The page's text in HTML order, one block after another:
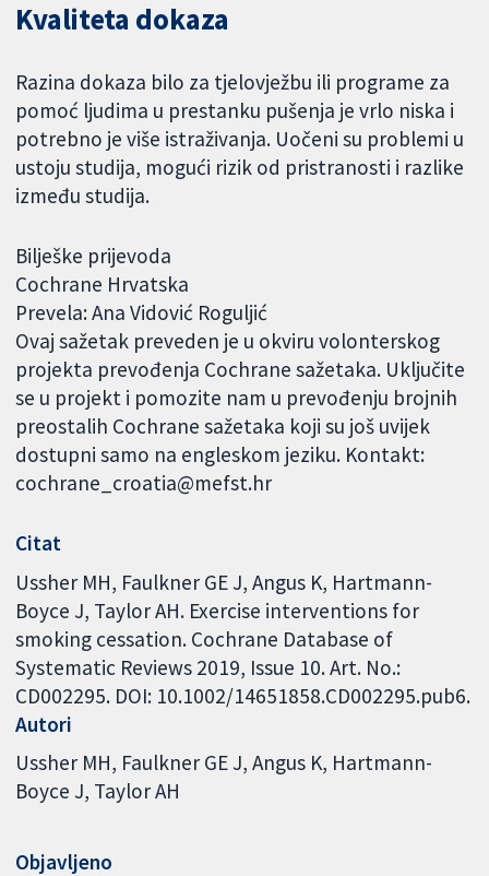
Kvaliteta dokaza
Razina dokaza bilo za tjelovježbu ili programe za
pomoć ljudima u prestanku pušenja je vrlo niska i
potrebno je više istraživanja. Uočeni su problemi u
ustoju studija, mogući rizik od pristranosti i razlike
između studija.
Bilješke prijevoda
Cochrane Hrvatska
Prevela: Ana Vidović Roguljić
Ovaj sažetak preveden je u okviru volonterskog
projekta prevođenja Cochrane sažetaka. Uključite
se u projekt i pomozite nam u prevođenju brojnih
preostalih Cochrane sažetaka koji su još uvijek
dostupni samo na engleskom jeziku. Kontakt:
cochrane_croatia@mefst.hr
Citat
Ussher MH, Faulkner GE J, Angus K, Hartmann-
Boyce J, Taylor AH. Exercise interventions for
smoking cessation. Cochrane Database of
Systematic Reviews 2019, Issue 10. Art. No.:
CD002295. DOI: 10.1002/14651858.CD002295.pub6.
Autori
Ussher MH Faulkner GE J Angus K Hartmann-
Boyce J Taylor AH
Objavljeno